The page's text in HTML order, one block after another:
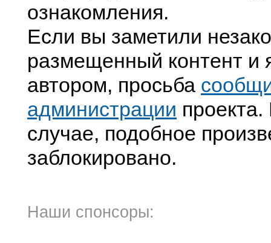
ознакомления.
Если вы заметили
размещенный контент и
автором, просьба
администрации
случае, подобное
заблокировано.
Наши спонсоры: